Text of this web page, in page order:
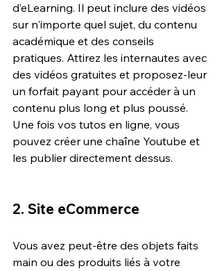
d’eLearning. Il peut inclure des vidéos
sur n'importe quel sujet, du contenu
académique et des conseils
pratiques. Attirez les internautes avec
des vidéos gratuites et proposez-leur
un forfait payant pour accéder à un
contenu plus long et plus poussé.
Une fois vos tutos en ligne, vous
pouvez créer une chaîne Youtube et
les publier directement dessus.
2. Site eCommerce
Vous avez peut-être des objets faits
main ou des produits liés à votre